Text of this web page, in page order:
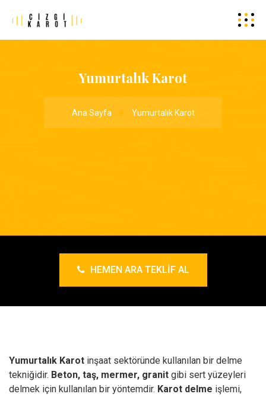
Yumurtalık Karot
Ana Sayfa Yumurtalık Karot
HEMEN ARA TEKLIF AL
Yumurtalık Karot inşaat sektöründe kullanılan bir delme
tekniğidir. Beton, taş, mermer, granit gibi sert yüzeyleri
delmek için kullanılan bir yöntemdir. Karot delme işlemi,